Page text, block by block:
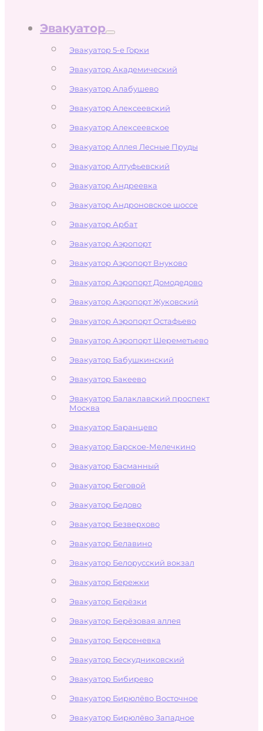
Эвакуатор
Эвакуатор 5-е Горки
Эвакуатор Академический
Эвакуатор Алабушево
Эвакуатор Алексеевский
Эвакуатор Алексеевское
Эвакуатор Аллея Лесные Пруды
Эвакуатор Алтуфьевский
Эвакуатор Андреевка
Эвакуатор Андроновское шоссе
Эвакуатор Арбат
Эвакуатор Аэропорт
Эвакуатор Аэропорт Внуково
Эвакуатор Аэропорт Домодедово
Эвакуатор Аэропорт Жуковский
Эвакуатор Аэропорт Остафьево
Эвакуатор Аэропорт Шереметьево
Эвакуатор Бабушкинский
Эвакуатор Бакеево
Эвакуатор Балаклавский проспект
Москва
Эвакуатор Баранцево
Эвакуатор Барское-Мелечкино
Эвакуатор Басманный
Эвакуатор Беговой
Эвакуатор Бедово
Эвакуатор Безверхово
Эвакуатор Белавино
Эвакуатор Белорусский вокзал
Эвакуатор Бережки
Эвакуатор Берёзки
Эвакуатор Берёзовая аллея
Эвакуатор Берсеневка
Эвакуатор Бескудниковский
Эвакуатор Бибирево
Эвакуатор Бирюлёво Восточное
Эвакуатор Бирюлёво Западное